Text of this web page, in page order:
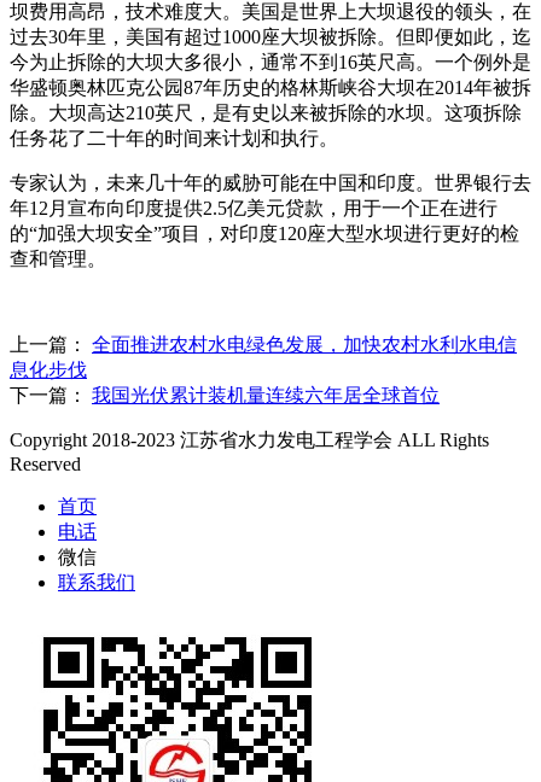
坝费用高昂，技术难度大。美国是世界上大坝退役的领头，在
过去30年里，美国有超过1000座大坝被拆除。但即便如此，迄
今为止拆除的大坝大多很小，通常不到16英尺高。一个例外是
华盛顿奥林匹克公园87年历史的格林斯峡谷大坝在2014年被拆
除。大坝高达210英尺，是有史以来被拆除的水坝。这项拆除
任务花了二十年的时间来计划和执行。
专家认为，未来几十年的威胁可能在中国和印度。世界银行去
年12月宣布向印度提供2.5亿美元贷款，用于一个正在进行
的“加强大坝安全”项目，对印度120座大型水坝进行更好的检
查和管理。
上一篇： 全面推进农村水电绿色发展，加快农村水利水电信
息化步伐
下一篇： 我国光伏累计装机量连续六年居全球首位
Copyright 2018-2023 江苏省水力发电工程学会 ALL Rights
Reserved
首页
电话
微信
联系我们